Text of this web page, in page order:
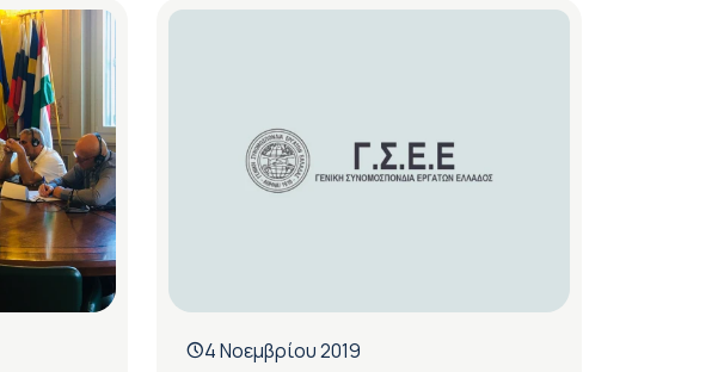
4 Νοεμβρίου 2019